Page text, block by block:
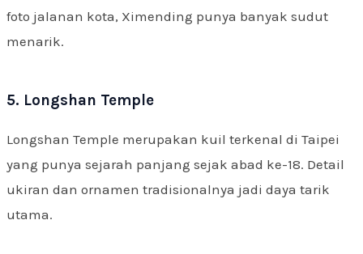
foto jalanan kota, Ximending punya banyak sudut
menarik.
5. Longshan Temple
Longshan Temple merupakan kuil terkenal di Taipei
yang punya sejarah panjang sejak abad ke-18. Detail
ukiran dan ornamen tradisionalnya jadi daya tarik
utama.